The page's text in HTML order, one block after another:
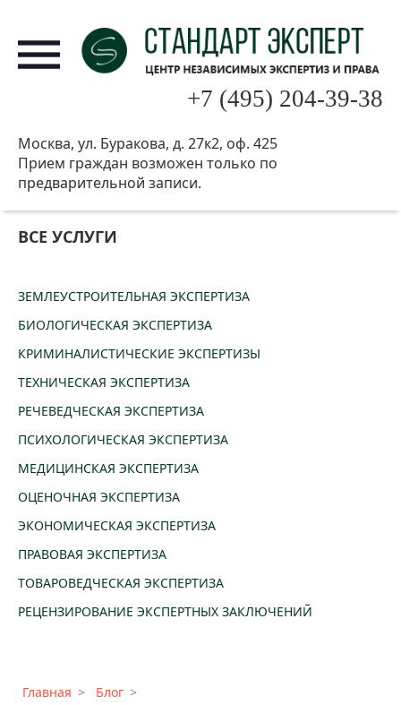
+7 (495) 204-39-38
Москва, ул. Буракова, д. 27к2, оф. 425
Прием граждан возможен только по
предварительной записи.
ВСЕ УСЛУГИ
ЗЕМЛЕУСТРОИТЕЛЬНАЯ ЭКСПЕРТИЗА
БИОЛОГИЧЕСКАЯ ЭКСПЕРТИЗА
КРИМИНАЛИСТИЧЕСКИЕ ЭКСПЕРТИЗЫ
ТЕХНИЧЕСКАЯ ЭКСПЕРТИЗА
РЕЧЕВЕДЧЕСКАЯ ЭКСПЕРТИЗА
ПСИХОЛОГИЧЕСКАЯ ЭКСПЕРТИЗА
МЕДИЦИНСКАЯ ЭКСПЕРТИЗА
ОЦЕНОЧНАЯ ЭКСПЕРТИЗА
ЭКОНОМИЧЕСКАЯ ЭКСПЕРТИЗА
ПРАВОВАЯ ЭКСПЕРТИЗА
ТОВАРОВЕДЧЕСКАЯ ЭКСПЕРТИЗА
РЕЦЕНЗИРОВАНИЕ ЭКСПЕРТНЫХ ЗАКЛЮЧЕНИЙ
Главная Блог